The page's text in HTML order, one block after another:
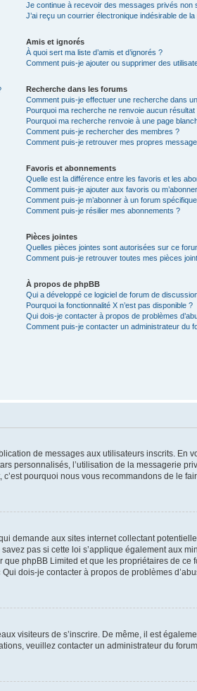
Je continue à recevoir des messages privés non
J’ai reçu un courrier électronique indésirable de
Amis et ignorés
À quoi sert ma liste d’amis et d’ignorés ?
Comment puis-je ajouter ou supprimer des
Recherche dans les forums
Comment puis-je effectuer une recherche dans
Pourquoi ma recherche ne renvoie aucun résultat
Pourquoi ma recherche renvoie à une page
Comment puis-je rechercher des membres ?
Comment puis-je retrouver mes propres
Favoris et abonnements
Quelle est la différence entre les favoris et les
Comment puis-je ajouter aux favoris ou
Comment puis-je m’abonner à un forum
Comment puis-je résilier mes abonnements ?
Pièces jointes
Quelles pièces jointes sont autorisées sur ce
Comment puis-je retrouver toutes mes pièces
À propos de phpBB
Qui a développé ce logiciel de forum de
Pourquoi la fonctionnalité X n’est pas disponible ?
Qui dois-je contacter à propos de problèmes
Comment puis-je contacter un administrateur du
de messages aux utilisateurs inscrits. En
personnalisés, l’utilisation de la messagerie
c’est pourquoi nous vous recommandons de le
demande aux sites internet collectant
pas si cette loi s’applique également aux
phpBB Limited et que les propriétaires de ce
dois-je contacter à propos de problèmes
visiteurs de s’inscrire. De même, il est
veuillez contacter un administrateur du